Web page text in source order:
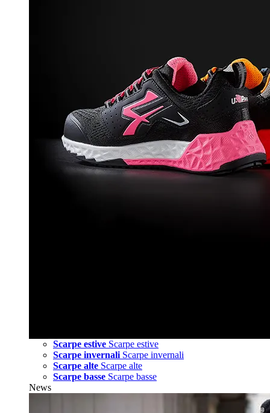
Scarpe estive Scarpe estive
Scarpe invernali Scarpe invernali
Scarpe alte Scarpe alte
Scarpe basse Scarpe basse
News